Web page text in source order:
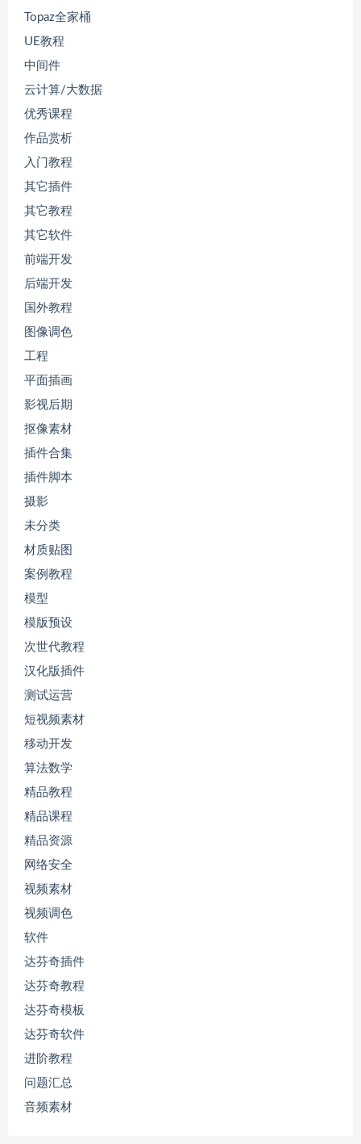
Topaz全家桶
UE教程
中间件
云计算/大数据
优秀课程
作品赏析
入门教程
其它插件
其它教程
其它软件
前端开发
后端开发
国外教程
图像调色
工程
平面插画
影视后期
抠像素材
插件合集
插件脚本
摄影
未分类
材质贴图
案例教程
模型
模版预设
次世代教程
汉化版插件
测试运营
短视频素材
移动开发
算法数学
精品教程
精品课程
精品资源
网络安全
视频素材
视频调色
软件
达芬奇插件
达芬奇教程
达芬奇模板
达芬奇软件
进阶教程
问题汇总
音频素材